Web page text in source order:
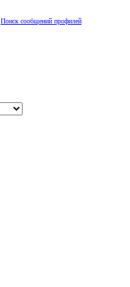
Поиск сообщений профилей